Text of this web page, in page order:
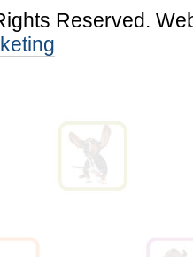
Reserved.